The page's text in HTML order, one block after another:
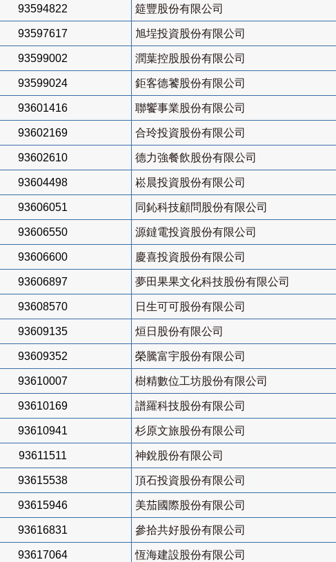
93594822 筵豐股份有限公司
93597617 旭埕投資股份有限公司
93599002 潤葉控股股份有限公司
93599024 鉅客德饕股份有限公司
93601416 聯饗事業股份有限公司
93602169 合玲投資股份有限公司
93602610 德力強餐飲股份有限公司
93604498 崧晨投資股份有限公司
93606051 同鈊科技顧問股份有限公司
93606550 源鐽電投資股份有限公司
93606600 慶喜投資股份有限公司
93606897 夢田果果文化科技股份有限公司
93608570 日生可可股份有限公司
93609135 烜日股份有限公司
93609352 榮騰富宇股份有限公司
93610007 樹精數位工坊股份有限公司
93610169 譜羅科技股份有限公司
93610941 杉原文旅股份有限公司
93611511 神銳股份有限公司
93615538 頂石投資股份有限公司
93615946 美茄國際股份有限公司
93616831 參拾共好股份有限公司
93617064 恆海建設股份有限公司